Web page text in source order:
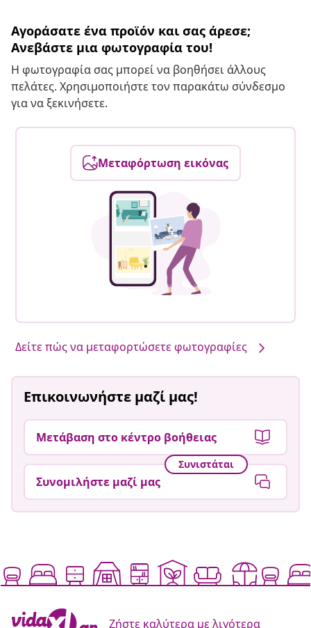
Αγοράσατε ένα προϊόν και σας άρεσε;
Ανεβάστε μια φωτογραφία του!
Η φωτογραφία σας μπορεί να βοηθήσει άλλους
πελάτες. Χρησιμοποιήστε τον παρακάτω σύνδεσμο
για να ξεκινήσετε.
Μεταφόρτωση εικόνας
Δείτε πώς να μεταφορτώσετε φωτογραφίες
Επικοινωνήστε μαζί μας!
Μετάβαση στο κέντρο βοήθειας
Συνιστάται
Συνομιλήστε μαζί μας
Ζήστε καλύτερα με λιγότερα